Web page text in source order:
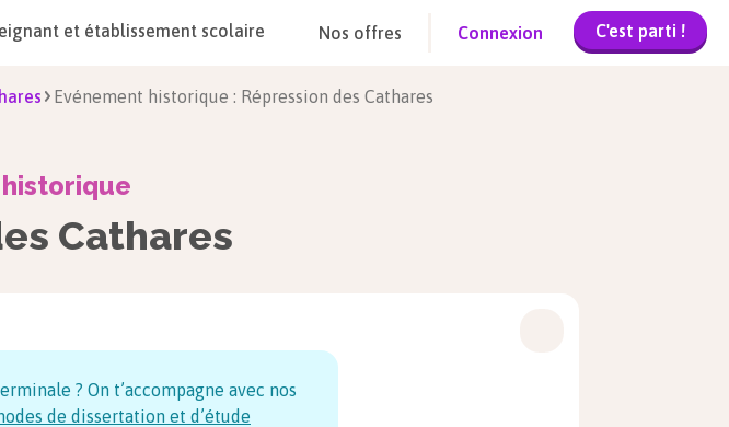
et établissement scolaire Nos offres Connexion C'est parti !
Evénement historique : Répression des Cathares
Cathares
? On t’accompagne avec nos
de dissertation et d’étude